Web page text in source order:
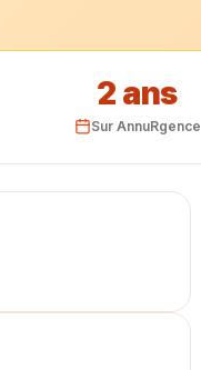
2 ans
Sur AnnuRgence